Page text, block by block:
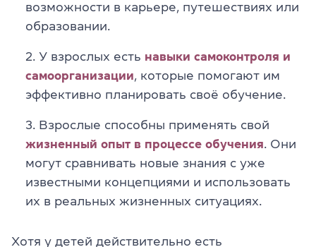
возможности в карьере, путешествиях или
образовании.
У взрослых есть навыки самоконтроля и
самоорганизации, которые помогают им
эффективно планировать своё обучение.
Взрослые способны применять свой
жизненный опыт в процессе обучения. Они
могут сравнивать новые знания с уже
известными концепциями и использовать
их в реальных жизненных ситуациях.
Хотя у детей действительно есть